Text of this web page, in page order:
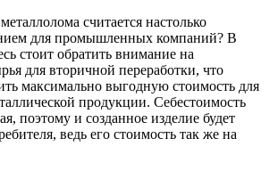
считается настолько
для промышленных компаний? В
стоит обратить внимание на
для вторичной переработки, что
максимально выгодную стоимость для
продукции. Себестоимость
поэтому и созданное изделие будет
ведь его стоимость так же на